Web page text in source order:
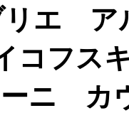
リエ ア
コフ
ーニ カ